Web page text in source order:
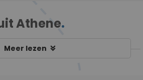
Athene.
Meer lezen keyboard_double_arrow_down